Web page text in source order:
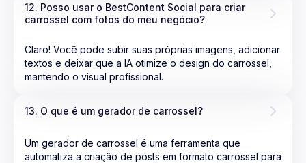
12. Posso usar o BestContent Social para criar
carrossel com fotos do meu negócio?
Claro! Você pode subir suas próprias imagens, adicionar
textos e deixar que a IA otimize o design do carrossel,
mantendo o visual profissional.
13. O que é um gerador de carrossel?
Um gerador de carrossel é uma ferramenta que
automatiza a criação de posts em formato carrossel para